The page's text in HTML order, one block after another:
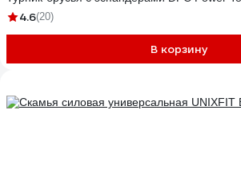
4.6(20)
В корзину